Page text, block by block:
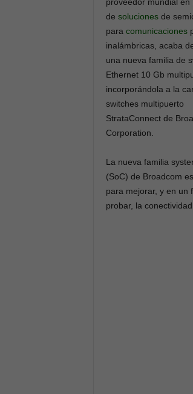
de soluciones de
para comunicaciones
inalámbricas, acaba
una nueva familia de
Ethernet 10 Gb
incorporándola a la
switches multipuerto
StrataConnect de
Corporation.
La nueva familia
(SoC) de Broadcom
para mejorar, y en un
probar, la